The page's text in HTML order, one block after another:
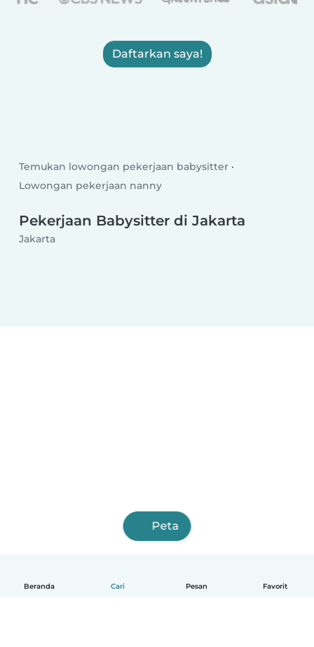
Beranda Cari Pesan Favorit
Daftarkan saya!
Temukan lowongan pekerjaan babysitter
Lowongan pekerjaan nanny
Pekerjaan Babysitter di Jakarta
Jakarta
Peta